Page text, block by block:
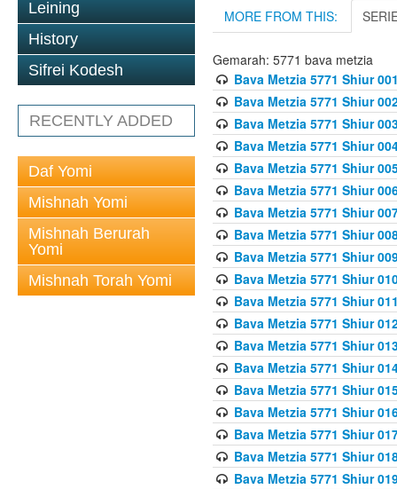
Leining
History
Sifrei Kodesh
RECENTLY ADDED
Daf Yomi
Mishnah Yomi
Mishnah Berurah
Yomi
Mishnah Torah Yomi
MORE FROM THIS:
Gemarah: 5771 bava metzia
Bava Metzia 5771 Shiur
Bava Metzia 5771 Shiur
Bava Metzia 5771 Shiur
Bava Metzia 5771 Shiur
Bava Metzia 5771 Shiur
Bava Metzia 5771 Shiur
Bava Metzia 5771 Shiur
Bava Metzia 5771 Shiur
Bava Metzia 5771 Shiur
Bava Metzia 5771 Shiur
Bava Metzia 5771 Shiur
Bava Metzia 5771 Shiur
Bava Metzia 5771 Shiur
Bava Metzia 5771 Shiur
Bava Metzia 5771 Shiur
Bava Metzia 5771 Shiur
Bava Metzia 5771 Shiur
Bava Metzia 5771 Shiur
Bava Metzia 5771 Shiur